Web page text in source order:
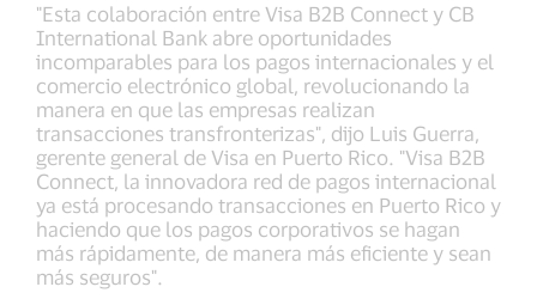
"Esta colaboración entre Visa B2B Connect y CB
International Bank abre oportunidades
incomparables para los pagos internacionales y el
comercio electrónico global, revolucionando la
manera en que las empresas realizan
transacciones transfronterizas", dijo Luis Guerra,
gerente general de Visa en Puerto Rico. "Visa B2B
Connect, la innovadora red de pagos internacional
ya está procesando transacciones en Puerto Rico y
haciendo que los pagos corporativos se hagan
más rápidamente, de manera más eficiente y sean
más seguros".